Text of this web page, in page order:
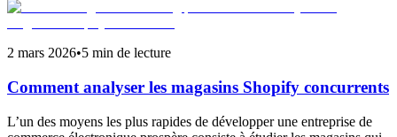
2 mars 2026•5 min de lecture
Comment analyser les magasins Shopify concurrents
L’un des moyens les plus rapides de développer une entreprise de